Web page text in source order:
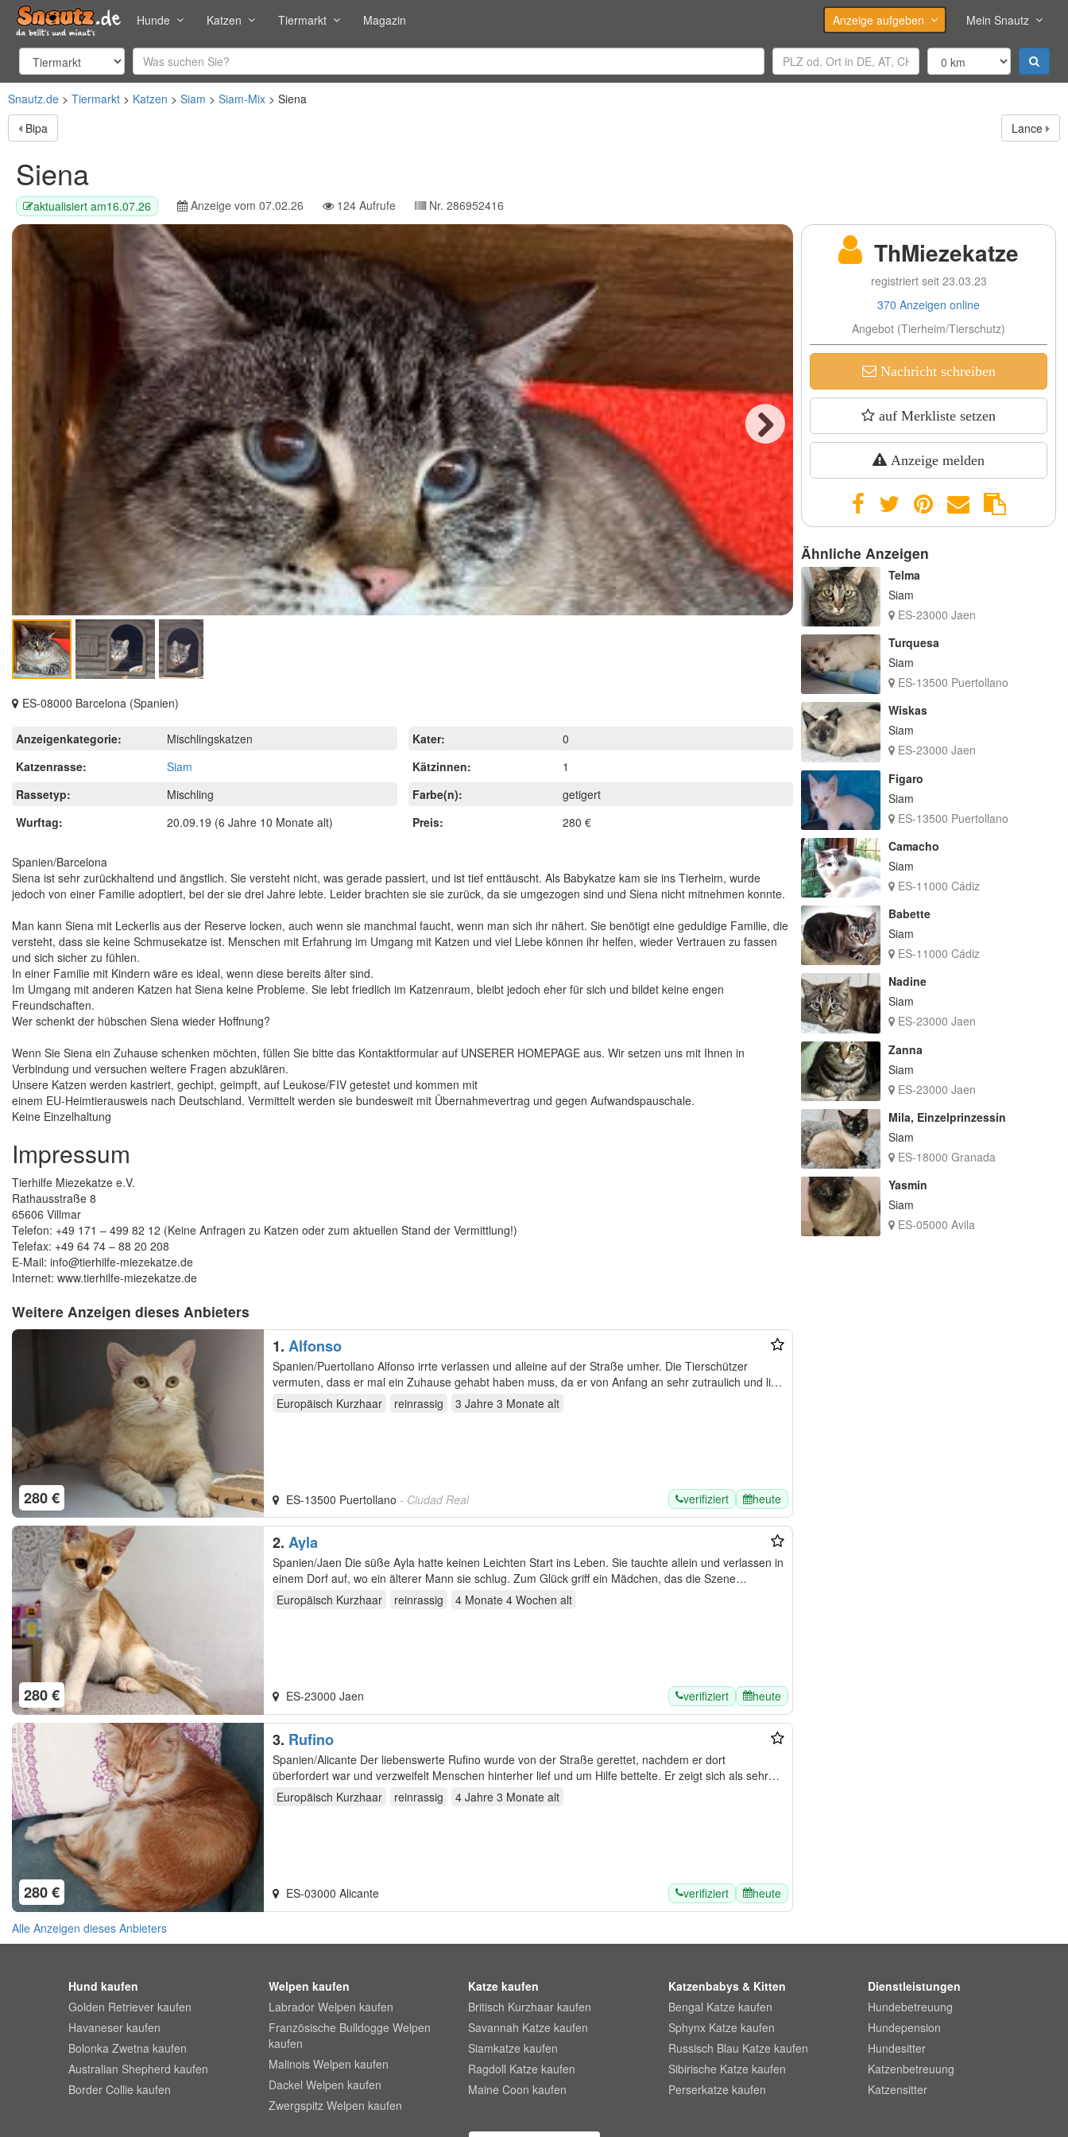
Hunde Katzen Tiermarkt Magazin Anzeige aufgeben Mein Snautz
Snautz.de Tiermarkt Katzen Siam Siam-Mix
Siena
Bipa
Lance
Siena
aktualisiert am16.07.26 Anzeige vom 07.02.26 124 Aufrufe Nr. 286952416
Next
ES-08000 Barcelona (Spanien)
Anzeigenkategorie:
Mischlingskatzen
Katzenrasse:
Siam
Rassetyp:
Mischling
Wurftag:
20.09.19 (6 Jahre 10 Monate alt)
Kater:
0
Kätzinnen:
1
Farbe(n):
getigert
Preis:
280 €
Spanien/Barcelona
Siena ist sehr zurückhaltend und ängstlich. Sie versteht nicht, was gerade passiert, und ist tief enttäuscht. Als Babykatze kam sie ins Tierheim, wurde
jedoch von einer Familie adoptiert, bei der sie drei Jahre lebte. Leider brachten sie sie zurück, da sie umgezogen sind und Siena nicht mitnehmen konnte.
Man kann Siena mit Leckerlis aus der Reserve locken, auch wenn sie manchmal faucht, wenn man sich ihr nähert. Sie benötigt eine geduldige Familie, die
versteht, dass sie keine Schmusekatze ist. Menschen mit Erfahrung im Umgang mit Katzen und viel Liebe können ihr helfen, wieder Vertrauen zu fassen
und sich sicher zu fühlen.
In einer Familie mit Kindern wäre es ideal, wenn diese bereits älter sind.
Im Umgang mit anderen Katzen hat Siena keine Probleme. Sie lebt friedlich im Katzenraum, bleibt jedoch eher für sich und bildet keine engen
Freundschaften.
Wer schenkt der hübschen Siena wieder Hoffnung?
Wenn Sie Siena ein Zuhause schenken möchten, füllen Sie bitte das Kontaktformular auf UNSERER HOMEPAGE aus. Wir setzen uns mit Ihnen in
Verbindung und versuchen weitere Fragen abzuklären.
Unsere Katzen werden kastriert, gechipt, geimpft, auf Leukose/FIV getestet und kommen mit
einem EU-Heimtierausweis nach Deutschland. Vermittelt werden sie bundesweit mit Übernahmevertrag und gegen Aufwandspauschale.
Keine Einzelhaltung
Impressum
Tierhilfe Miezekatze e.V.
Rathausstraße 8
65606 Villmar
Telefon: +49 171 – 499 82 12 (Keine Anfragen zu Katzen oder zum aktuellen Stand der Vermittlung!)
Telefax: +49 64 74 – 88 20 208
E-Mail: info@tierhilfe-miezekatze.de
Internet: www.tierhilfe-miezekatze.de
Weitere Anzeigen dieses Anbieters
1. Alfonso
280 €
Spanien/Puertollano Alfonso irrte verlassen und alleine auf der Straße umher. Die Tierschützer
vermuten, dass er mal ein Zuhause gehabt haben muss, da er von Anfang an sehr zutraulich und lieb
mit…
Europäisch Kurzhaar reinrassig 3 Jahre 3 Monatealt
ES-13500 Puertollano - Ciudad Real verifiziert heute
2. Ayla
280 €
Spanien/Jaen Die süße Ayla hatte keinen Leichten Start ins Leben. Sie tauchte allein und verlassen in
einem Dorf auf, wo ein älterer Mann sie schlug. Zum Glück griff ein Mädchen, das die Szene…
Europäisch Kurzhaar
reinrassig 4 Monate 4 Wochen alt
ES-23000 Jaen verifiziert heute
3. Rufino
280 €
Spanien/Alicante Der liebenswerte Rufino wurde von der Straße gerettet, nachdem er dort
überfordert war und verzweifelt Menschen hinterher lief und um Hilfe bettelte. Er zeigt sich als sehr…
Europäisch Kurzhaar
reinrassig 4 Jahre 3 Monatealt
ES-03000 Alicante verifiziert heute
Alle Anzeigen dieses Anbieters
ThMiezekatze
registriert seit 23.03.23
370 Anzeigen online
Angebot (Tierheim/Tierschutz)
Nachricht schreiben
auf Merkliste setzen
Anzeige melden
Ähnliche Anzeigen
Telma
Siam
ES-23000 Jaen
Turquesa
Siam
ES-13500 Puertollano
Wiskas
Siam
ES-23000 Jaen
Figaro
Siam
ES-13500 Puertollano
Camacho
Siam
ES-11000 Cádiz
Babette
Siam
ES-11000 Cádiz
Nadine
Siam
ES-23000 Jaen
Zanna
Siam
ES-23000 Jaen
Mila, Einzelprinzessin
Siam
ES-18000 Granada
Yasmin
Siam
ES-05000 Avila
Hund kaufen
Golden Retriever kaufen
Havaneser kaufen
Bolonka Zwetna kaufen
Australian Shepherd kaufen
Border Collie kaufen
Welpen kaufen
Labrador Welpen kaufen
Französische Bulldogge Welpen
kaufen
Malinois Welpen kaufen
Dackel Welpen kaufen
Zwergspitz Welpen kaufen
Katze kaufen
Britisch Kurzhaar kaufen
Savannah Katze kaufen
Siamkatze kaufen
Ragdoll Katze kaufen
Maine Coon kaufen
Katzenbabys & Kitten
Bengal Katze kaufen
Sphynx Katze kaufen
Russisch Blau Katze kaufen
Sibirische Katze kaufen
Perserkatze kaufen
Dienstleistungen
Hundebetreuung
Hundepension
Hundesitter
Katzenbetreuung
Katzensitter